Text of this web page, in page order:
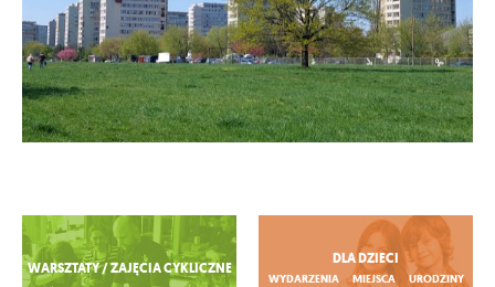
Zobacz więcej
WARSZTATY / ZAJĘCIA CYKLICZNE
DLA DZIECI
WYDARZENIA MIEJSCA URODZINY